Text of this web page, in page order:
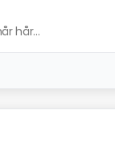
hår...